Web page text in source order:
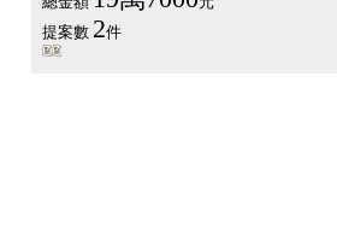
提案數 2件